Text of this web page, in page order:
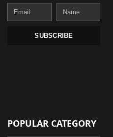
Email
Name
SUBSCRIBE
POPULAR CATEGORY